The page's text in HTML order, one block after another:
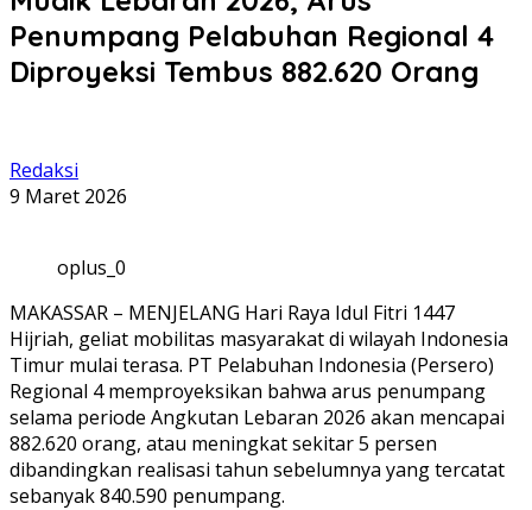
Penumpang Pelabuhan Regional 4
Diproyeksi Tembus 882.620 Orang
Redaksi
9 Maret 2026
oplus_0
MAKASSAR – MENJELANG Hari Raya Idul Fitri 1447
Hijriah, geliat mobilitas masyarakat di wilayah Indonesia
Timur mulai terasa. PT Pelabuhan Indonesia (Persero)
Regional 4 memproyeksikan bahwa arus penumpang
selama periode Angkutan Lebaran 2026 akan mencapai
882.620 orang, atau meningkat sekitar 5 persen
dibandingkan realisasi tahun sebelumnya yang tercatat
sebanyak 840.590 penumpang.